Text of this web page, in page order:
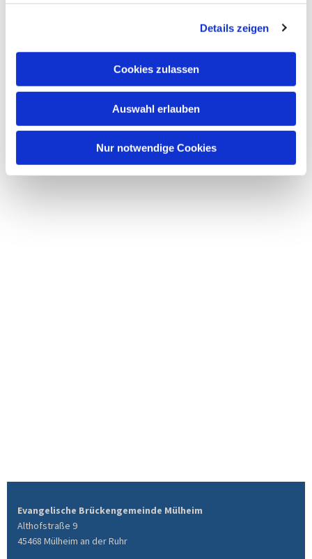
Details zeigen
Cookies zulassen
Auswahl erlauben
Nur notwendige Cookies
Dies könnte Sie auch
interessieren
Evangelische Brückengemeinde Mülheim
Althofstraße 9
45468 Mülheim an der Ruhr